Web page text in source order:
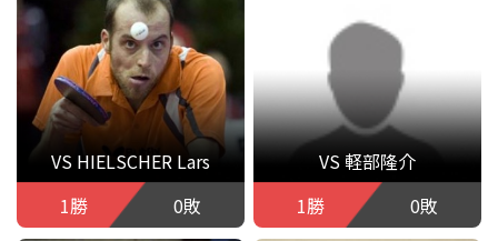
VS HIELSCHER Lars
1勝
0敗
VS 軽部隆介
1勝
0敗